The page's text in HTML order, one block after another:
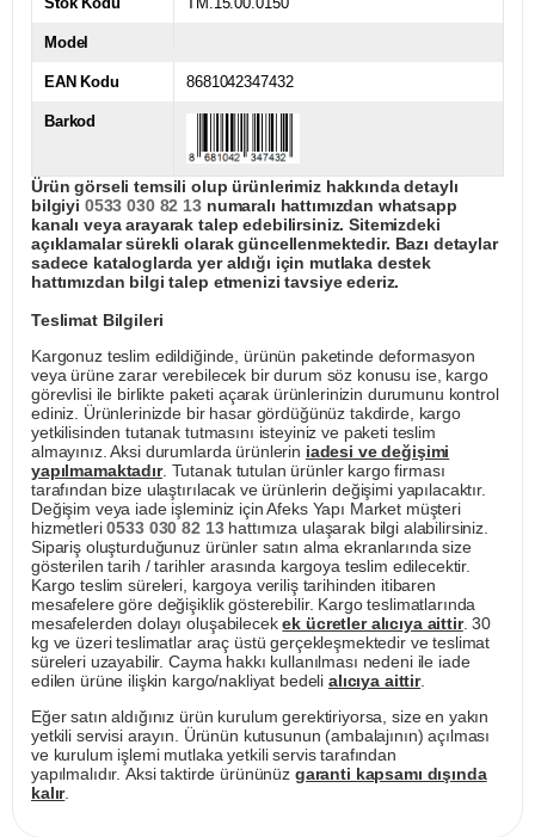
Model
EAN Kodu 8681042347432
Barkod
Ürün görseli temsili olup ürünlerimiz hakkında detaylı
bilgiyi 0533 030 82 13numaralı hattımızdan whatsapp
kanalı veya arayarak talep edebilirsiniz. Sitemizdeki
açıklamalar sürekli olarak güncellenmektedir. Bazı detaylar
sadece kataloglarda yer aldığı için mutlaka destek
hattımızdan bilgi talep etmenizi tavsiye ederiz.
Teslimat Bilgileri
Kargonuz teslim edildiğinde, ürünün paketinde deformasyon
veya ürüne zarar verebilecek bir durum söz konusu ise, kargo
görevlisi ile birlikte paketi açarak ürünlerinizin durumunu kontrol
ediniz. Ürünlerinizde bir hasar gördüğünüz takdirde, kargo
yetkilisinden tutanak tutmasını isteyiniz ve paketi teslim
almayınız. Aksi durumlarda ürünlerin iadesi ve değişimi
yapılmamaktadır. Tutanak tutulan ürünler kargo firması
tarafından bize ulaştırılacak ve ürünlerin değişimi yapılacaktır.
Değişim veya iade işleminiz için Afeks Yapı Market müşteri
hizmetleri0533 030 82 13hattımıza ulaşarak bilgi alabilirsiniz.
Sipariş oluşturduğunuz ürünler satın alma ekranlarında size
gösterilen tarih / tarihler arasında kargoya teslim edilecektir.
Kargo teslim süreleri, kargoya veriliş tarihinden itibaren
mesafelere göre değişiklik gösterebilir. Kargo teslimatlarında
mesafelerden dolayı oluşabilecekek ücretler alıcıya aittir. 30
kg ve üzeri teslimatlar araç üstü gerçekleşmektedir ve teslimat
süreleri uzayabilir. Cayma hakkı kullanılması nedeni ile iade
edilen ürüne ilişkin kargo/nakliyat bedeli alıcıya aittir.
Eğer satın aldığınız ürün kurulum gerektiriyorsa, size en yakın
yetkili servisi arayın. Ürünün kutusunun (ambalajının) açılması
ve kurulum işlemi mutlaka yetkili servis tarafından
yapılmalıdır. Aksi taktirde ürününüz garanti kapsamı dışında
kalır.